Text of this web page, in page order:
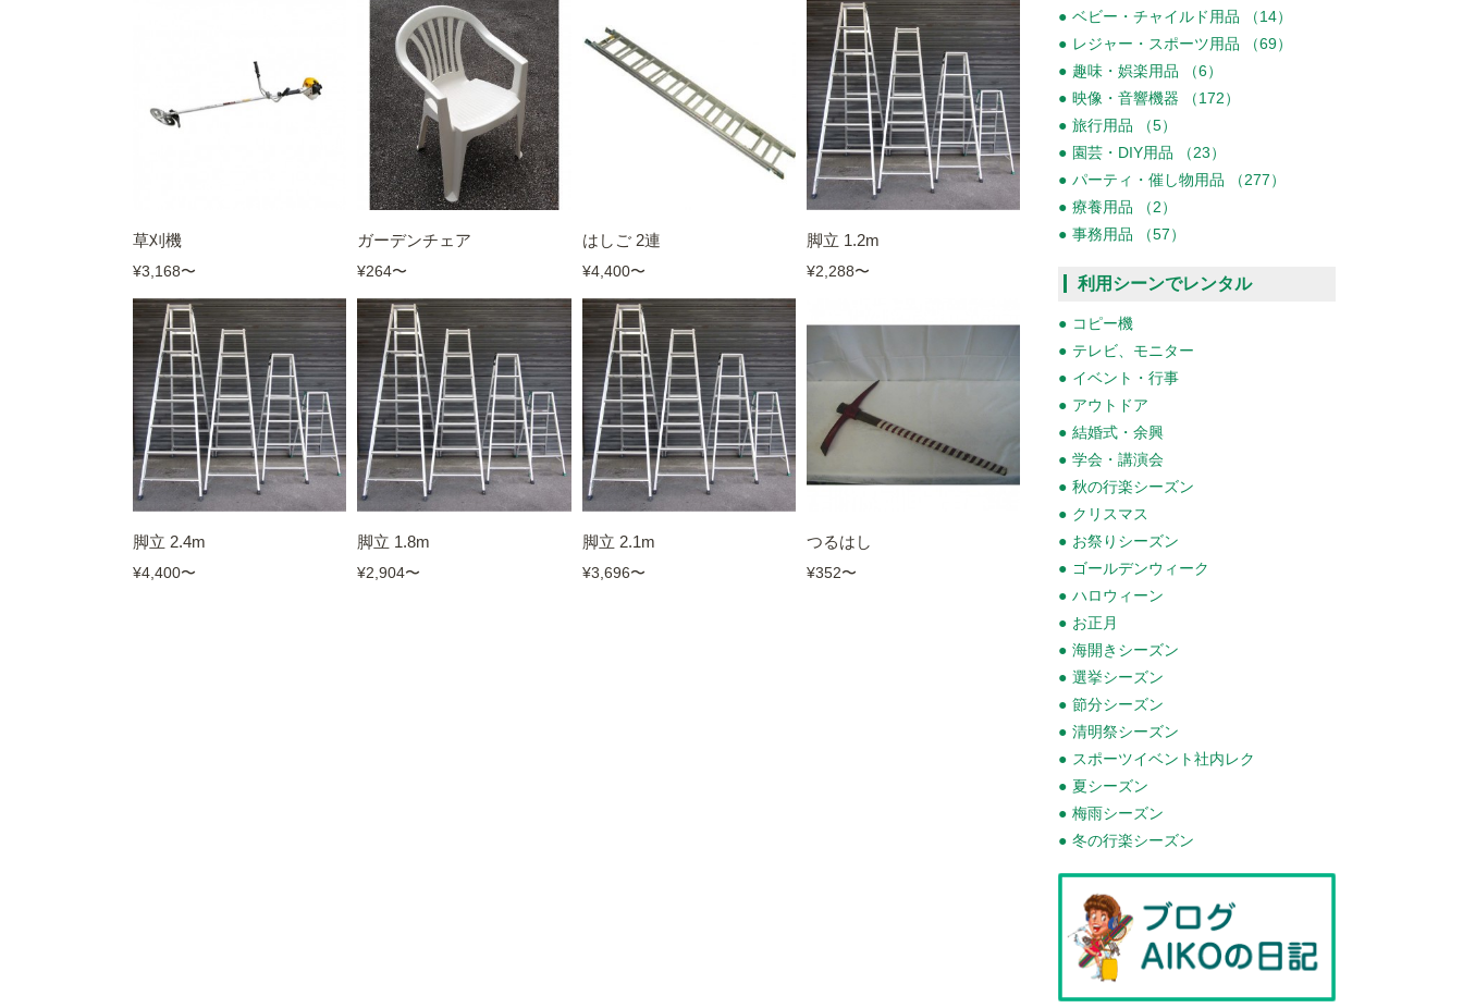
草刈機
¥3,168〜
ガーデンチェア
¥264〜
はしご 2連
¥4,400〜
脚立 1.2m
¥2,288〜
脚立 2.4m
¥4,400〜
脚立 1.8m
¥2,904〜
脚立 2.1m
¥3,696〜
つるはし
¥352〜
ベビー・チャイルド用品 （14）
レジャー・スポーツ用品 （69）
趣味・娯楽用品 （6）
映像・音響機器 （172）
旅行用品 （5）
園芸・DIY用品 （23）
パーティ・催し物用品 （277）
療養用品 （2）
事務用品 （57）
利用シーンでレンタル
コピー機
テレビ、モニター
イベント・行事
アウトドア
結婚式・余興
学会・講演会
秋の行楽シーズン
クリスマス
お祭りシーズン
ゴールデンウィーク
ハロウィーン
お正月
海開きシーズン
選挙シーズン
節分シーズン
清明祭シーズン
スポーツイベント社内レク
夏シーズン
梅雨シーズン
冬の行楽シーズン